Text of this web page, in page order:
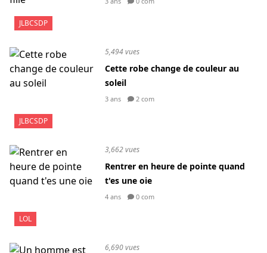
JLBCSDP
JLBCSDP
5,494 vues
Cette robe change de couleur au
soleil
3 ans 2 com
LOL
3,662 vues
Rentrer en heure de pointe quand
t'es une oie
4 ans 0 com
6,690 vues